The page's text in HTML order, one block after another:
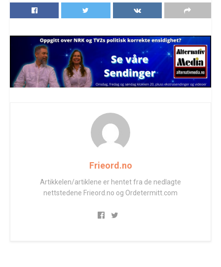
Frieord.no
Artikkelen/artiklene er hentet fra de nedlagte
nettstedene Frieord.no og Ordetermitt.com